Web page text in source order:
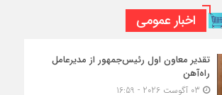
اخبار عمومی
تقدیر معاون اول رئیس‌جمهور از مدیرعامل
راه‌آهن